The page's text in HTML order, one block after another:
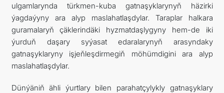
ulgamlarynda türkmen-kuba gatnaşyklarynyň häzirki
ýagdaýyny ara alyp maslahatlaşdylar. Taraplar halkara
guramalaryň çäklerindäki hyzmatdaşlygyny hem-de iki
ýurduň daşary syýasat edaralarynyň arasyndaky
gatnaşyklaryny işjeňleşdirmegiň möhümdigini ara alyp
maslahatlaşdylar.
Dünýäniň ähli ýurtlary bilen parahatçylykly gatnaşyklary